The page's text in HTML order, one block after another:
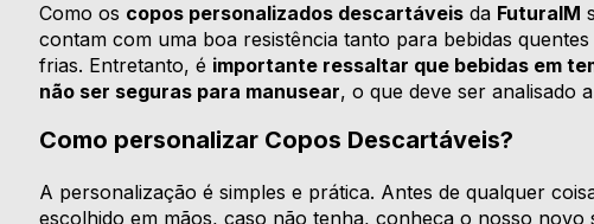
Como os copos personalizados descartáveis da FuturaIM
contam com uma boa resistência tanto para bebidas
frias. Entretanto, é importante ressaltar que bebidas em
não ser seguras para manusear, o que deve ser analisado
Como personalizar Copos Descartáveis?
A personalização é simples e prática. Antes de qualquer
escolhido em mãos, caso não tenha, conheça o nosso novo